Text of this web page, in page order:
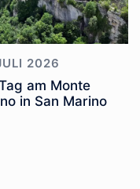
2026
am Monte
in San Marino